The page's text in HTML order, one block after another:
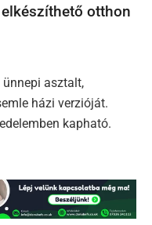
otthon
asztalt,
házi verzióját.
kapható.